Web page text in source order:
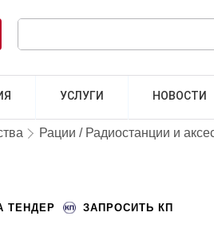
УСЛУГИ НОВОСТИ
Рации / Радиостанции и
ТЕНДЕР ЗАПРОСИТЬ КП